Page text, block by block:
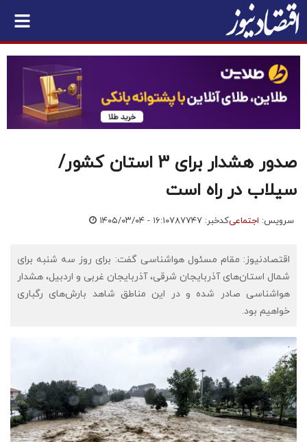
صدور هشدار برای 3 استان کشور/
سیلاب در راه است
سرویس: اجتماعیکدخبر: ۷۸۷۷۴۷ ۱۴۰۵/۰۳/۰۴ - ۱۶:۱۰
اقتصادنیوز: مقام مسئول هواشناسی گفت: برای روز سه شنبه برای
شمال استان‌های آذربایجان شرقی، آذربایجان غربی و اردبیل، هشدار
هواشناسی صادر شده و در این مناطق شاهد بارش‌های رگباری
خواهیم بود.